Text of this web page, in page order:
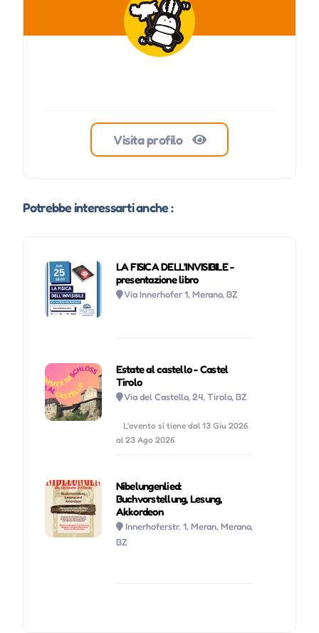
Visita profilo
Potrebbe interessarti anche :
LA FISICA DELL’INVISIBILE -
presentazione libro
Via Innerhofer 1, Merano, BZ
Estate al castello - Castel
Tirolo
Via del Castello, 24, Tirolo, BZ
L'evento si tiene dal 13 Giu 2026
al 23 Ago 2026
Nibelungenlied:
Buchvorstellung, Lesung,
Akkordeon
Innerhoferstr. 1, Meran, Merano,
BZ